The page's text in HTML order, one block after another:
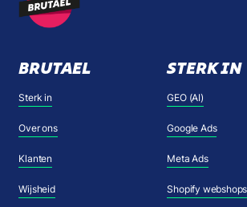
BRUTAEL
Sterk in
Over ons
Klanten
Wijsheid
STERK IN
GEO (AI)
Google Ads
Meta Ads
Shopify webshops